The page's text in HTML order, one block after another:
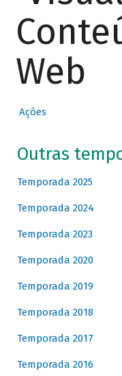
Web
Ações
Outras
Temporada 2025
Temporada 2024
Temporada 2023
Temporada 2020
Temporada 2019
Temporada 2018
Temporada 2017
Temporada 2016